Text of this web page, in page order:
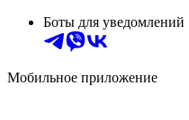
Боты для уведомлений
Мобильное приложение